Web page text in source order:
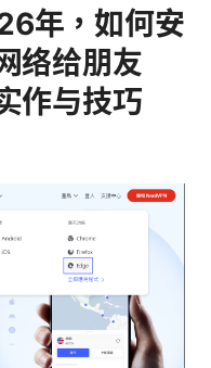
年，如何安
络给朋友
作与技巧